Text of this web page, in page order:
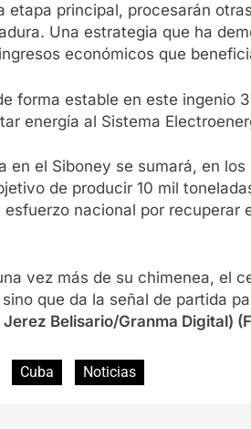
etapa principal, procesarán
Una estrategia que ha
económicos que
forma estable en este ingenio
energía al Sistema
en el Siboney se sumará, en
de producir 10 mil
esfuerzo nacional por recuperar
vez más de su chimenea, el
que da la señal de partida
Belisario/Granma Digital)
Cuba Noticias